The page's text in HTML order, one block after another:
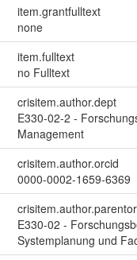
item.grantfulltext
none
item.fulltext
no Fulltext
crisitem.author.dept
E330-02-2 -
Management
crisitem.author.orcid
0000-0002-1659-6369
E330-02 -
Systemplanung und